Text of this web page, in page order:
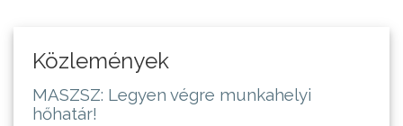
Közlemények
MASZSZ: Legyen végre munkahelyi
hőhatár!